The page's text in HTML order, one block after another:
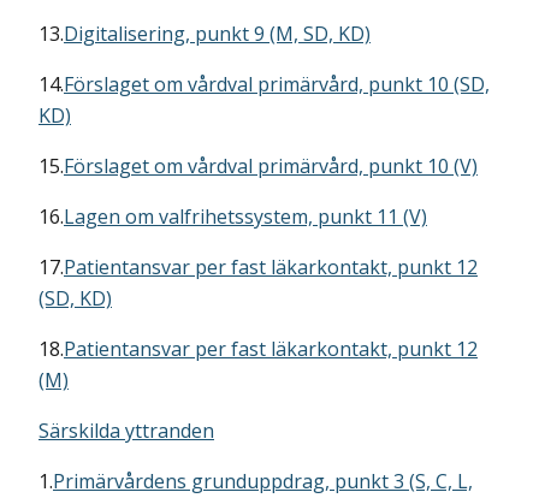
13.Digitalisering, punkt 9 (M, SD, KD)
14.Förslaget om vårdval primärvård, punkt 10 (SD,
KD)
15.Förslaget om vårdval primärvård, punkt 10 (V)
16.Lagen om valfrihetssystem, punkt 11 (V)
17.Patientansvar per fast läkarkontakt, punkt 12
(SD, KD)
18.Patientansvar per fast läkarkontakt, punkt 12
(M)
Särskilda yttranden
1.Primärvårdens grunduppdrag, punkt 3 (S, C, L,